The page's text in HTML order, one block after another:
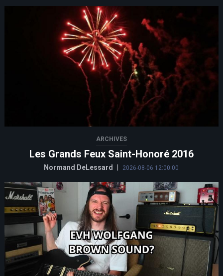
ARCHIVES
Les Grands Feux Saint-Honoré 2016
Normand DeLessard 2026-08-06 12:00:00